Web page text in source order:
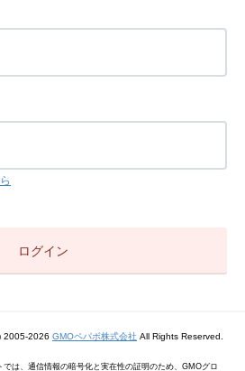
2005-2026 GMOペパボ株式会社 All Rights Reserved.
では、通信情報の暗号化と実在性の証明のため、GMOグロ